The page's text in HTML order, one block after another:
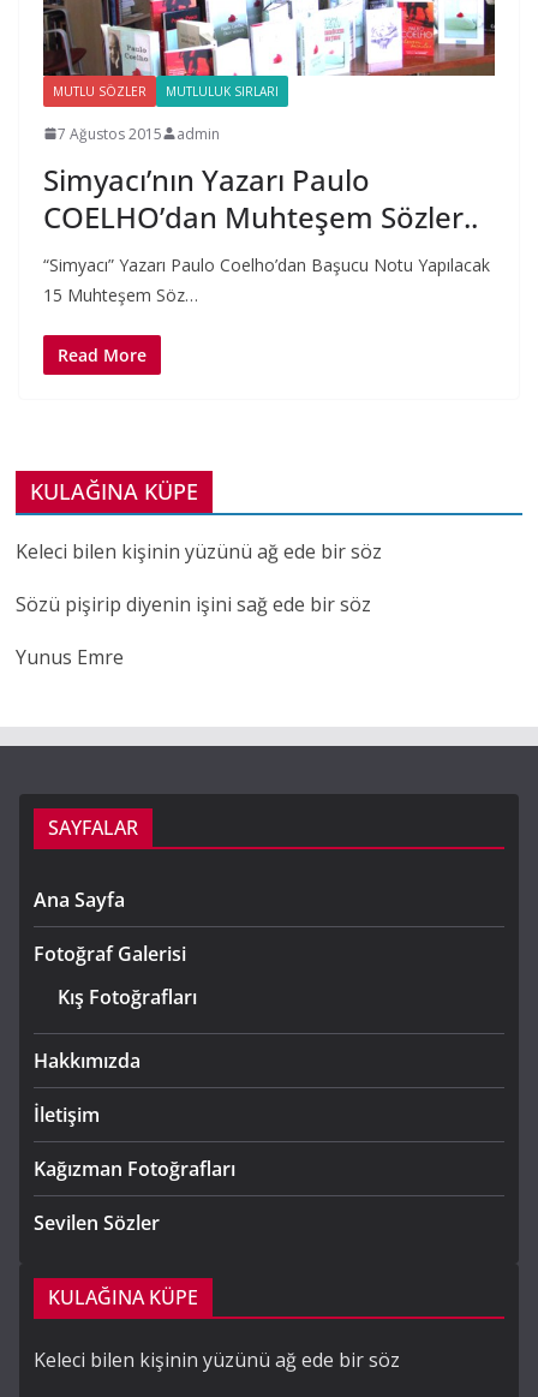
MUTLU SÖZLER MUTLULUK SIRLARI
7 Ağustos 2015 admin
Simyacı’nın Yazarı Paulo
COELHO’dan Muhteşem Sözler..
“Simyacı” Yazarı Paulo Coelho’dan Başucu Notu Yapılacak
15 Muhteşem Söz…
Read More
KULAĞINA KÜPE
Keleci bilen kişinin yüzünü ağ ede bir söz
Sözü pişirip diyenin işini sağ ede bir söz
Yunus Emre
SAYFALAR
Ana Sayfa
Fotoğraf Galerisi
Kış Fotoğrafları
Hakkımızda
İletişim
Kağızman Fotoğrafları
Sevilen Sözler
KULAĞINA KÜPE
Keleci bilen kişinin yüzünü ağ ede bir söz